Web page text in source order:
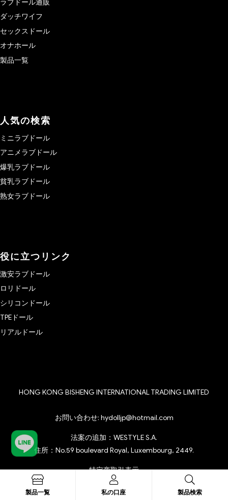
ラブドール通販
ダッチワイフ
セックスドール
オナホール
製品一覧
人気の検索
ミニラブドール
アニメラブドール
爆乳ラブドール
貧乳ラブドール
熟女ラブドール
役に立つリンク
激安ラブドール
ロリドール
シリコンドール
TPEドール
リアルドール
HONG KONG BISHENG INTERNATIONAL TRADING LIMITED
お問い合わせ: hydolljp@hotmail.com
法案の追加：WESTYLE S.A.
住所：No.59 boulevard Royal, Luxembourg, 2449.
特定商取引表示
安心・信頼のラブドール販売店 | HYDOLL.JP
製品一覧 私の口座 製品検索